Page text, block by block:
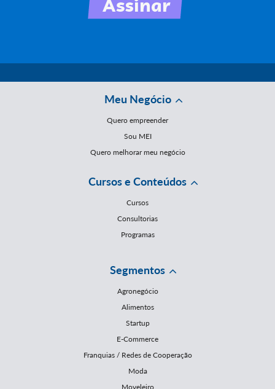
Meu Negócio
Quero empreender
Sou MEI
Quero melhorar meu negócio
Cursos e Conteúdos
Cursos
Consultorias
Programas
Segmentos
Agronegócio
Alimentos
Startup
E-Commerce
Franquias / Redes de Cooperação
Moda
Moveleiro